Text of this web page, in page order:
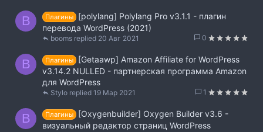
B Плагины
[polylang] Polylang Pro v3.1.1 - плагин
перевода WordPress (2021)
0
20 Авг 2021
booms
B Плагины
[Getaawp] Amazon Affiliate for WordPress
v3.14.2 NULLED - партнерская программа Amazon
для WordPress
1
19 Мар 2021
Stylo
B Плагины
[Oxygenbuilder] Oxygen Builder v3.6 -
визуальный редактор страниц WordPress